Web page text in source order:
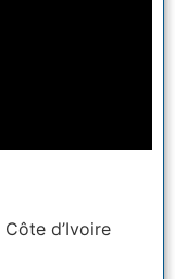
Côte d’Ivoire